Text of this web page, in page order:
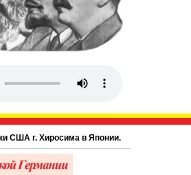
г. Хиросима в Японии.